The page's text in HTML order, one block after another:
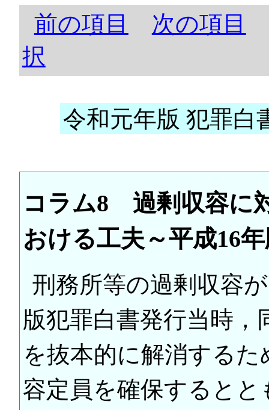
前の項目
次の項目
択
令和元年版 犯罪白
コラム8 過剰収容に
おける工夫～平成16
刑務所等の過剰収容
版犯罪白書発行当時
を抜本的に解消する
容定員を確保すると